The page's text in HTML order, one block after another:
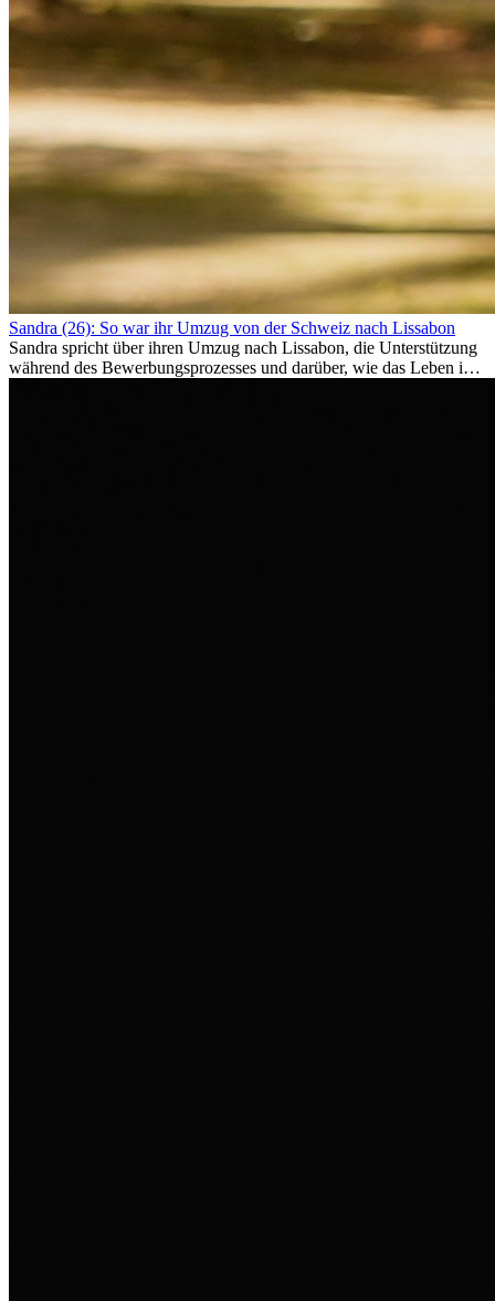
Sandra (26): So war ihr Umzug von der Schweiz nach Lissabon
Sandra spricht über ihren Umzug nach Lissabon, die Unterstützung
während des Bewerbungsprozesses und darüber, wie das Leben im